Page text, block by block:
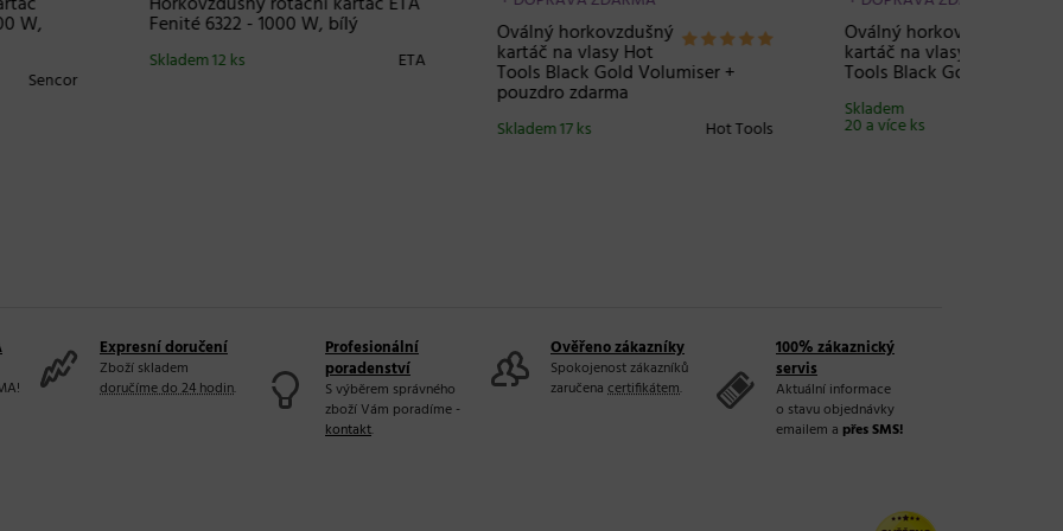
horkovzdušný
vlasy Hot
Black Gold Volumiser +
zdarma
Oválný horkovzdušný
kartáč na vlasy Hot
Tools Black Gold Volumiser Set
nástavci Valera Tourmaline Ionic
- 1000W
Valera
Skladem 4 ks
Expresní doručení
Zboží skladem
doručíme do 24 hodin.
Profesionální
poradenství
S výběrem správného
zboží Vám poradíme -
kontakt.
Ověřeno zákazníky
Spokojenost zákazníků
zaručena certifikátem.
100% zákaznický
servis
Aktuální informace
o stavu objednávky
emailem a přes SMS!